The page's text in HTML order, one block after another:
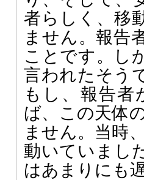
者らしく、移
ません。報告
ことです。し
言われたそう
もし、報告
ば、この天体
ません。当時
動いていまし
はあまりにも